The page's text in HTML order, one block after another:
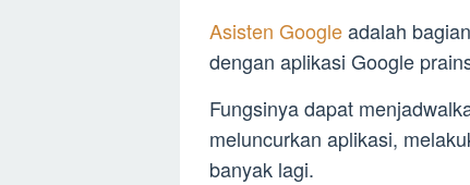
Asisten Googleadalah
dengan aplikasi Google
Fungsinya dapat
meluncurkan aplikasi,
banyak lagi.